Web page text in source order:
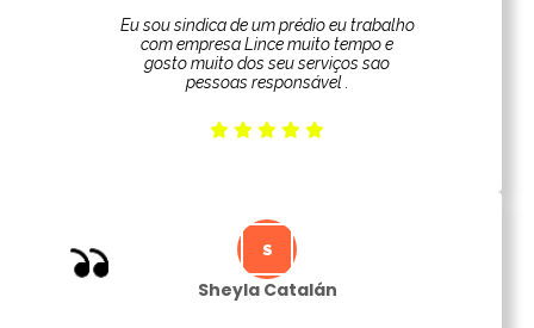
Eu sou sindica de um prédio eu trabalho
com empresa Lince muito tempo e
gosto muito dos seu serviços sao
pessoas responsável .
Sheyla Catalán